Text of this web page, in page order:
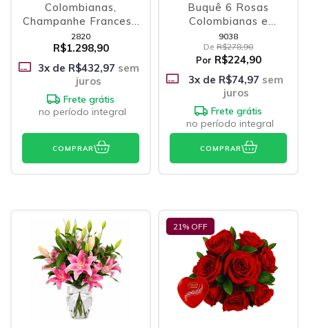
Colombianas,
Champanhe Francesa
e Belgian Chocolates
2820
R$1.298,90
3x de R$432,97 sem
juros
Frete grátis
no período integral
COMPRAR
Buquê 6 Rosas
Colombianas e
Coração Supresa
9038
De R$278,90
Por R$224,90
3x de R$74,97 sem
juros
Frete grátis
no período integral
COMPRAR
21% OFF